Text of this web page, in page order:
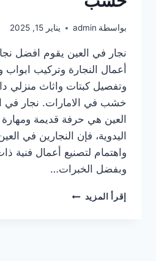
بواسطة admin يناير 15, 2025
نجار في العين يقوم افضل
أعمال النجارة وتركيب
وتفصيل كبتات واثاث منزلي
خشب في الامارات. نجار في
العين هي حرفة قديمة
اليدوية، فإن النجارين في
واهتمام لتصنيع أعمال فنية
وبفضل الخبرات…
إقرأ المزيد نجار